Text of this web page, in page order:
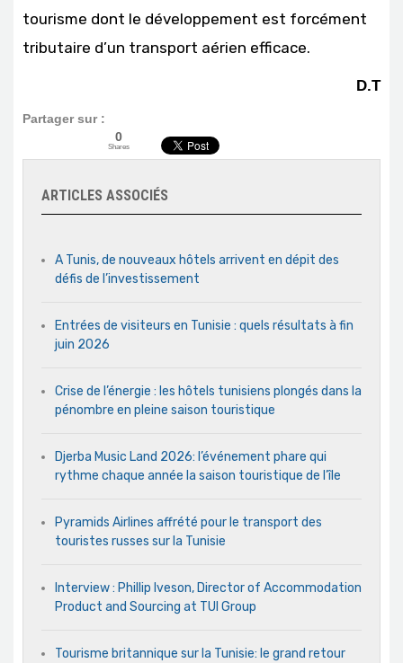
tourisme dont le développement est forcément
tributaire d’un transport aérien efficace.
D.T
Partager sur :
0
Shares
ARTICLES ASSOCIÉS
A Tunis, de nouveaux hôtels arrivent en dépit des
défis de l’investissement
Entrées de visiteurs en Tunisie : quels résultats à fin
juin 2026
Crise de l’énergie : les hôtels tunisiens plongés dans la
pénombre en pleine saison touristique
Djerba Music Land 2026: l’événement phare qui
rythme chaque année la saison touristique de l’île
Pyramids Airlines affrété pour le transport des
touristes russes sur la Tunisie
Interview : Phillip Iveson, Director of Accommodation
Product and Sourcing at TUI Group
Tourisme britannique sur la Tunisie: le grand retour